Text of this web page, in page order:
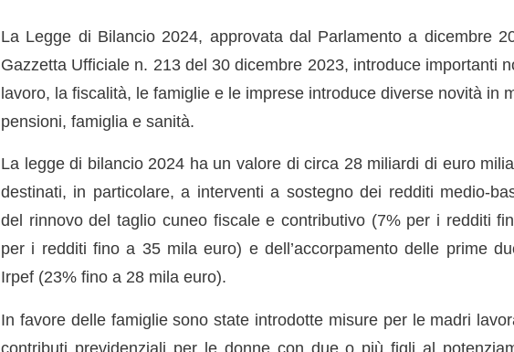
La Legge di Bilancio 2024, approvata dal Parlamento a dicembre
Gazzetta Ufficiale n. 213 del 30 dicembre 2023, introduce importanti
lavoro, la fiscalità, le famiglie e le imprese introduce diverse novità in
pensioni, famiglia e sanità.
La legge di bilancio 2024 ha un valore di circa 28 miliardi di euro
destinati, in particolare, a interventi a sostegno dei redditi medio-
del rinnovo del taglio cuneo fiscale e contributivo (7% per i redditi
per i redditi fino a 35 mila euro) e dell’accorpamento delle prime
Irpef (23% fino a 28 mila euro).
In favore delle famiglie sono state introdotte misure per le madri
contributi previdenziali per le donne con due o più figli al